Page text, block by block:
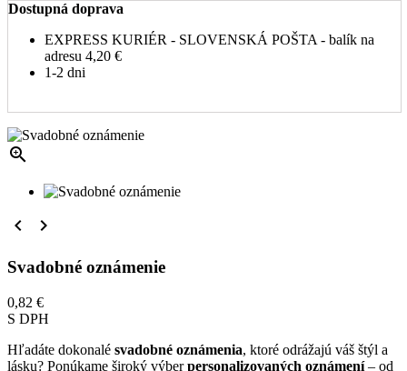
Dostupná doprava
EXPRESS KURIÉR - SLOVENSKÁ POŠTA - balík na
adresu 4,20 €
1-2 dni

 
Svadobné oznámenie
0,82 €
S DPH
Hľadáte dokonalé svadobné oznámenia, ktoré odrážajú váš štýl a
lásku? Ponúkame široký výberpersonalizovaných oznámení– od